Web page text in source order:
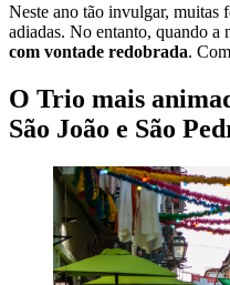
Neste ano tão invulgar, muitas
adiadas. No entanto, quando a
com vontade redobrada.
O Trio mais
São João e São